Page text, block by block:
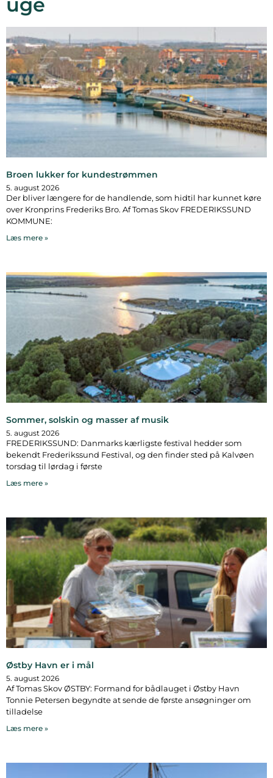
Broen lukker for kundestrømmen
5. august 2026
Der bliver længere for de handlende, som hidtil har kunnet køre
over Kronprins Frederiks Bro. Af Tomas Skov FREDERIKSSUND
KOMMUNE:
Læs mere »
Sommer, solskin og masser af musik
5. august 2026
FREDERIKSSUND: Danmarks kærligste festival hedder som
bekendt Frederikssund Festival, og den finder sted på Kalvøen
torsdag til lørdag i første
Læs mere »
Østby Havn er i mål
5. august 2026
Af Tomas Skov ØSTBY: Formand for bådlauget i Østby Havn
Tonnie Petersen begyndte at sende de første ansøgninger om
tilladelse
Læs mere »